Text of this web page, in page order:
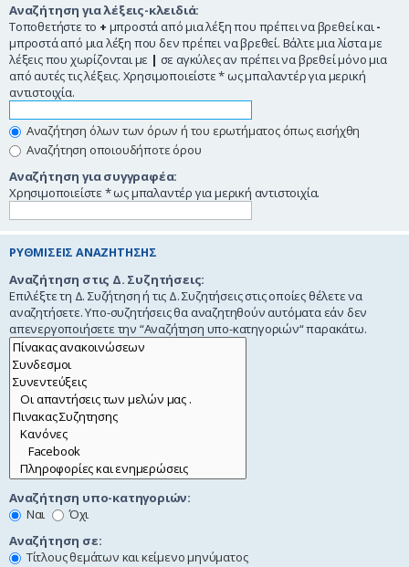
Αναζήτηση για λέξεις-κλειδιά:
Τοποθετήστε το + μπροστά από μια λέξη που πρέπει να βρεθεί και -
μπροστά από μια λέξη που δεν πρέπει να βρεθεί. Βάλτε μια λίστα με
λέξεις που χωρίζονται με | σε αγκύλες αν πρέπει να βρεθεί μόνο μια
από αυτές τις λέξεις. Χρησιμοποιείστε * ως μπαλαντέρ για μερική
αντιστοιχία.
Αναζήτηση όλων των όρων ή του ερωτήματος όπως εισήχθη
Αναζήτηση οποιουδήποτε όρου
Αναζήτηση για συγγραφέα:
Χρησιμοποιείστε * ως μπαλαντέρ για μερική αντιστοιχία.
ΡΥΘΜΊΣΕΙΣ ΑΝΑΖΉΤΗΣΗΣ
Αναζήτηση στις Δ. Συζητήσεις:
Επιλέξτε τη Δ. Συζήτηση ή τις Δ. Συζητήσεις στις οποίες θέλετε να
αναζητήσετε. Υπο-συζητήσεις θα αναζητηθούν αυτόματα εάν δεν
απενεργοποιήσετε την “Αναζήτηση υπο-κατηγοριών“ παρακάτω.
Αναζήτηση υπο-κατηγοριών:
Ναι
Όχι
Αναζήτηση σε:
Τίτλους θεμάτων και κείμενο μηνύματος